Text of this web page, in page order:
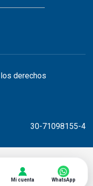
derechos
30-71098155-4
Mi cuenta